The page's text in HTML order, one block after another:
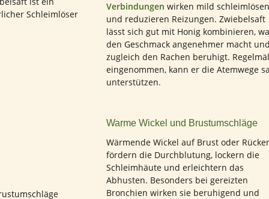
Verbindungen wirken mild
und reduzieren Reizungen. Zwiebelsaft
lässt sich gut mit Honig kombinieren,
den Geschmack angenehmer macht
zugleich den Rachen beruhigt.
eingenommen, kann er die Atemwege
unterstützen.
Warme Wickel und Brustumschläge
Wärmende Wickel auf Brust oder
fördern die Durchblutung, lockern die
Schleimhäute und erleichtern das
Abhusten. Besonders bei gereizten
Bronchien wirken sie beruhigend und